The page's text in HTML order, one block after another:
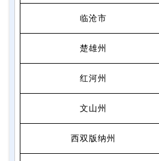
临沧市
楚雄州
红河州
文山州
西双版纳州